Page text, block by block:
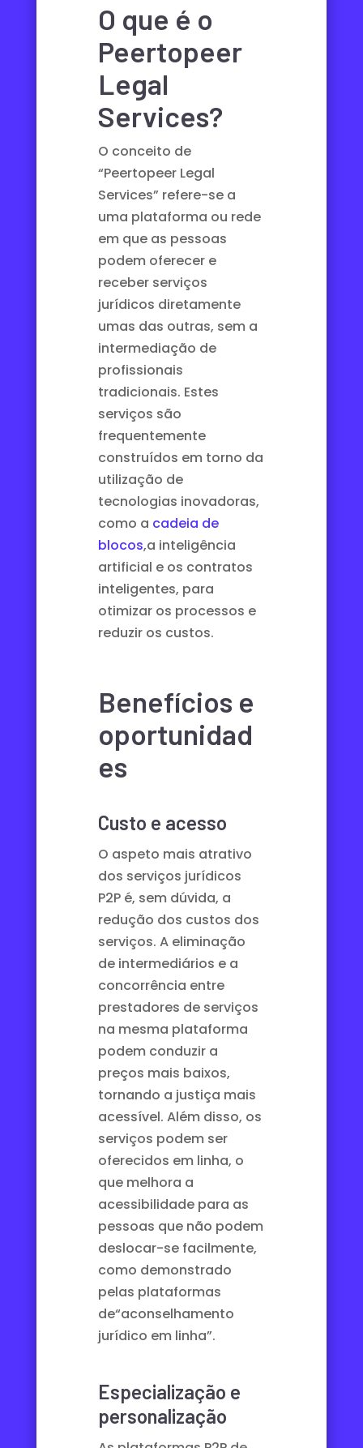
O que é o
Peertopeer
Legal
Services?
O conceito de
“Peertopeer Legal
Services” refere-se a
uma plataforma ou rede
em que as pessoas
podem oferecer e
receber serviços
jurídicos diretamente
umas das outras, sem a
intermediação de
profissionais
tradicionais. Estes
serviços são
frequentemente
construídos em torno da
utilização de
tecnologias inovadoras,
como a cadeia de
blocos,a inteligência
artificial e os contratos
inteligentes, para
otimizar os processos e
reduzir os custos.
Benefícios e
oportunidad
es
Custo e acesso
O aspeto mais atrativo
dos serviços jurídicos
P2P é, sem dúvida, a
redução dos custos dos
serviços. A eliminação
de intermediários e a
concorrência entre
prestadores de serviços
na mesma plataforma
podem conduzir a
preços mais baixos,
tornando a justiça mais
acessível. Além disso, os
serviços podem ser
oferecidos em linha, o
que melhora a
acessibilidade para as
pessoas que não podem
deslocar-se facilmente,
como demonstrado
pelas plataformas
de“aconselhamento
jurídico em linha”.
Especialização e
personalização